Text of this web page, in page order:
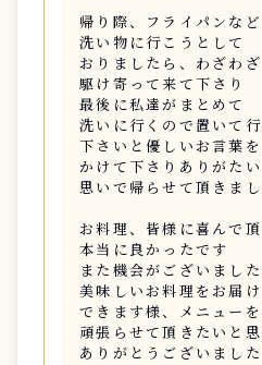
帰り際、フライパンなど
洗い物に行こうとして
おりましたら、わざわざ
駆け寄って来て下さり
最後に私達がまとめて
洗いに行くので置いて
下さいと優しいお言葉を
かけて下さりありがたい
思いで帰らせて頂きま
お料理、皆様に喜んで
本当に良かったです
また機会がございました
美味しいお料理をお届け
できます様、メニュー
頑張らせて頂きたいと
ありがとうございました